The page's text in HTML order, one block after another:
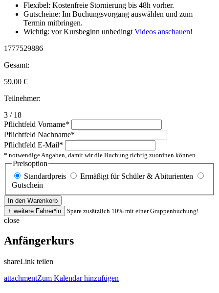
Flexibel: Kostenfreie Stornierung bis 48h vorher.
Gutscheine: Im Buchungsvorgang auswählen und zum
Termin mitbringen.
Wichtig: vor Kursbeginn unbedingt Videos anschauen!
1777529886
Gesamt:
59.00 €
Teilnehmer:
3 / 18
Pflichtfeld Vorname*
Pflichtfeld Nachname*
Pflichtfeld E-Mail*
* notwendige Angaben, damit wir die Buchung richtig zuordnen können
Preisoption
Standardpreis
Ermäßigt für Schüler & Abiturienten
Gutschein
Spare zusätzlich 10% mit einer Gruppenbuchung!
close
Anfängerkurs
shareLink teilen
attachmentZum Kalendar hinzufügen